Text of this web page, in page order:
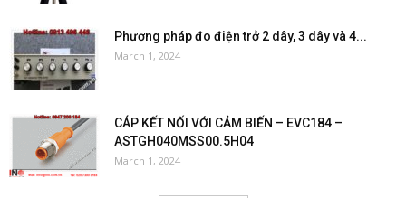
Phương pháp đo điện trở 2 dây, 3 dây và 4...
March 1, 2024
CÁP KẾT NỐI VỚI CẢM BIẾN – EVC184 –
ASTGH040MSS00.5H04
March 1, 2024